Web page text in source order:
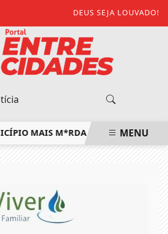
DEUS SEJA LOUVADO!
MAIS M*RDA DO ESTADO’ EMENU